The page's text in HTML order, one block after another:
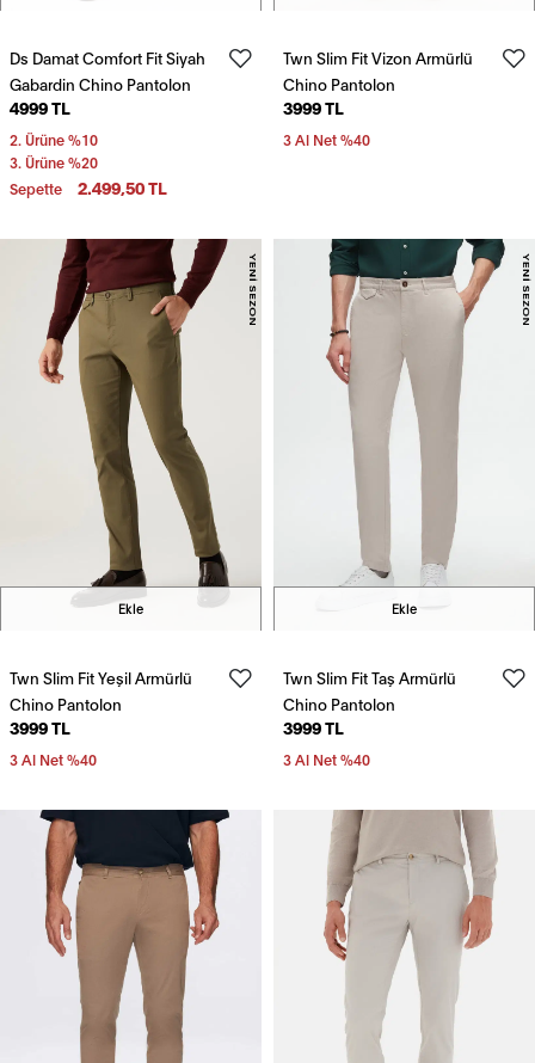
Ds Damat Comfort Fit Siyah
Gabardin Chino Pantolon
4999 TL
2. Ürüne %10
3. Ürüne %20
Sepette
2.499,50 TL
Twn Slim Fit Vizon Armürlü
Chino Pantolon
3999 TL
3 Al Net %40
Ekle
Twn Slim Fit Yeşil Armürlü
Chino Pantolon
3999 TL
3 Al Net %40
Ekle
Twn Slim Fit Taş Armürlü
Chino Pantolon
3999 TL
3 Al Net %40